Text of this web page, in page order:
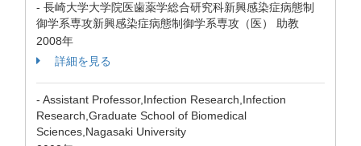
- 長崎大学大学院医歯薬学総合研究科新興感染症病態制
御学系専攻新興感染症病態制御学系専攻（医） 助教
2008年
詳細を見る
- Assistant Professor,Infection Research,Infection
Research,Graduate School of Biomedical
Sciences,Nagasaki University